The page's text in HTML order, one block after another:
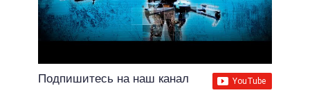
Подпишитесь на наш канал